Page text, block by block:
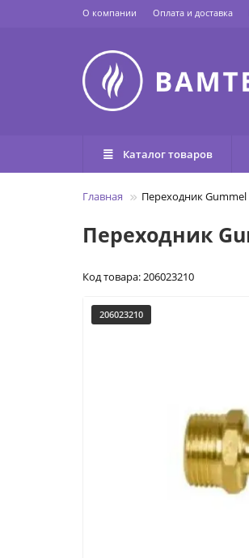
О компании Оплата и доставка
Каталог товаров
Главная Переходник
Переходник
Код товара: 206023210
206023210